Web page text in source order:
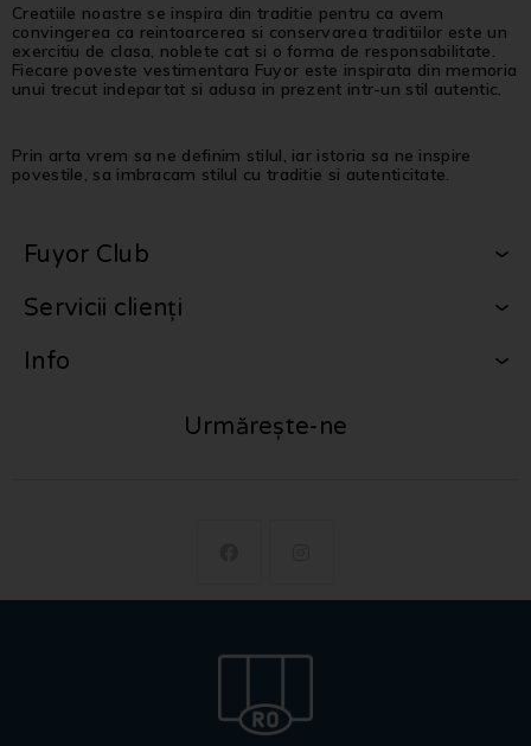
Creatiile noastre se inspira din traditie pentru ca avem
convingerea ca reintoarcerea si conservarea traditiilor este un
exercitiu de clasa, noblete cat si o forma de responsabilitate.
Fiecare poveste vestimentara Fuyor este inspirata din memoria
unui trecut indepartat si adusa in prezent intr-un stil autentic.
Prin arta vrem sa ne definim stilul, iar istoria sa ne inspire
povestile, sa imbracam stilul cu traditie si autenticitate.
Fuyor Club
Servicii clienți
Info
Urmărește-ne